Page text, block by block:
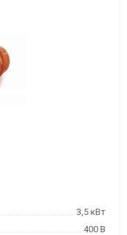
3,5 кВт
400 В